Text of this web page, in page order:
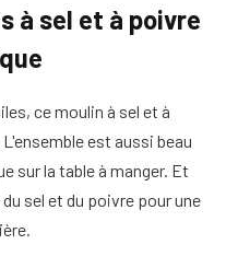
à sel et à poivre
ce moulin à sel et à
est aussi beau
sur la table à manger. Et
sel et du poivre pour une